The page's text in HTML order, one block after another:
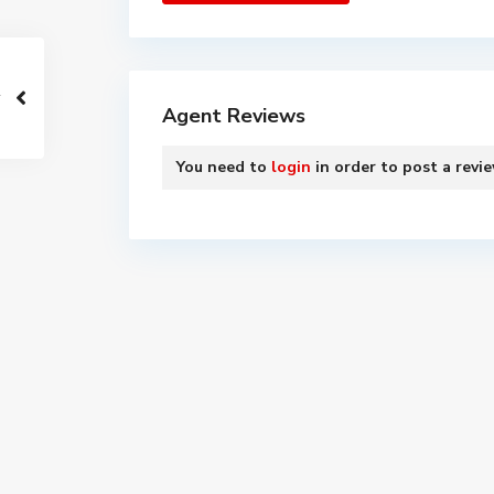
Agent Reviews
You need to login in order to post a